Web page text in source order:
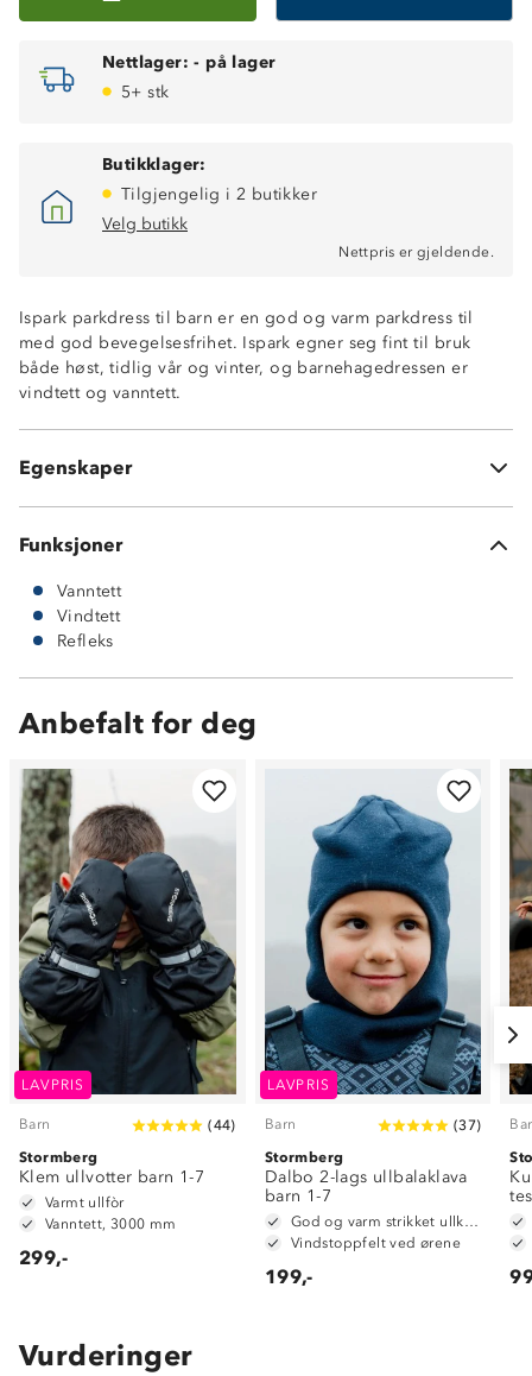
Nettlager: - på lager
5+ stk
Butikklager:
Tilgjengelig i 2 butikker
Velg butikk
Nettpris er gjeldende.
Ispark parkdress til barn er en god og varm parkdress til
med god bevegelsesfrihet. Ispark egner seg fint til bruk
både høst, tidlig vår og vinter, og barnehagedressen er
vindtett og vanntett.
Egenskaper
Egnet til vår, høst og vinter
Vindtett
Avtagbar hette for økt sikkerhet
Refleksbånd
Avtagbare fotstropper
Fast, vattert fór Polypow 300 TM
100% polyester
Funksjoner
Vanntett
Vindtett
Refleks
Anbefalt for deg
LAVPRIS
Barn (44)
Stormberg
Klem ullvotter barn 1-7
Varmt ullfòr
Vanntett, 3000 mm
299,-
LAVPRIS
Barn (37)
Stormberg
Dalbo 2-lags ullbalaklava
barn 1-7
Vindstoppfelt ved ørene
199,-
Vurderinger